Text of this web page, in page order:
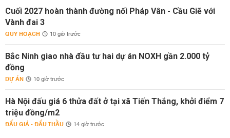
Cuối 2027 hoàn thành đường nối Pháp Vân - Cầu Giẽ với
Vành đai 3
QUY HOẠCH 10 giờ trước
Bắc Ninh giao nhà đầu tư hai dự án NOXH gần 2.000 tỷ
đồng
DỰ ÁN 10 giờ trước
Hà Nội đấu giá 6 thửa đất ở tại xã Tiến Thắng, khởi điểm 7
triệu đồng/m2
ĐẤU GIÁ - ĐẤU THẦU 14 giờ trước